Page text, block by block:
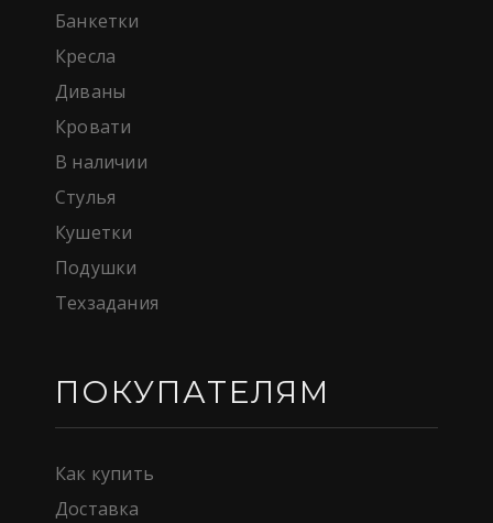
Банкетки
Кресла
Диваны
Кровати
В наличии
Стулья
Кушетки
Подушки
Техзадания
ПОКУПАТЕЛЯМ
Как купить
Доставка